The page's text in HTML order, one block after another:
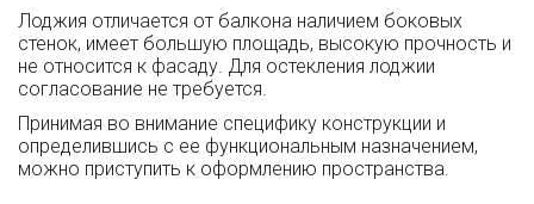
Лоджия отличается от балкона наличием боковых
стенок, имеет большую площадь, высокую прочность и
не относится к фасаду. Для остекления лоджии
согласование не требуется.
Принимая во внимание специфику конструкции и
определившись с ее функциональным назначением,
можно приступить к оформлению пространства.